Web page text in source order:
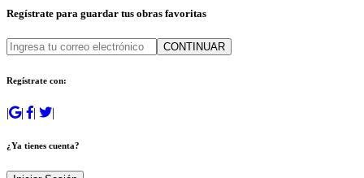
Regístrate para guardar tus obras favoritas
CONTINUAR
Regístrate con:
| | | |
¿Ya tienes cuenta?